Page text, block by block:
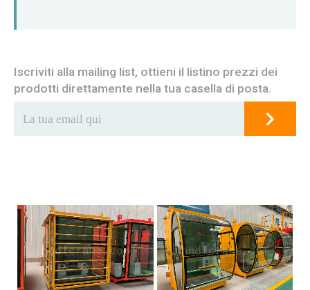
Iscriviti alla mailing list, ottieni il listino prezzi dei
prodotti direttamente nella tua casella di posta.